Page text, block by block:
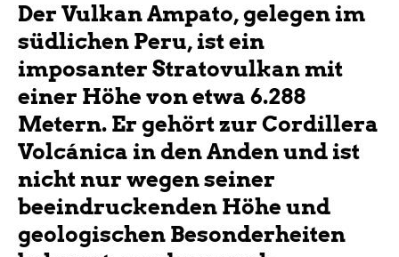
Der Vulkan Ampato, gelegen im
südlichen Peru, ist ein
imposanter Stratovulkan mit
einer Höhe von etwa 6.288
Metern. Er gehört zur Cordillera
Volcánica in den Anden und ist
nicht nur wegen seiner
beeindruckenden Höhe und
geologischen Besonderheiten